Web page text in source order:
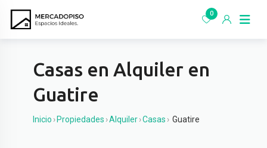
0
Casas en Alquiler en
Guatire
Inicio › Propiedades ›Alquiler›Casas › Guatire